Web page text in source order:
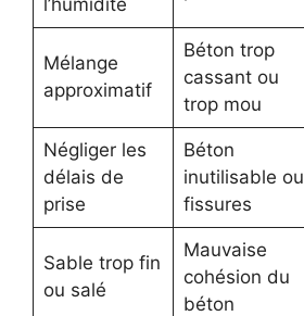
Mélange
approximatif
Béton trop
cassant ou
trop mou
Négliger les
délais de
prise
Béton
inutilisable ou
fissures
Sable trop fin
ou salé
Mauvaise
cohésion du
béton